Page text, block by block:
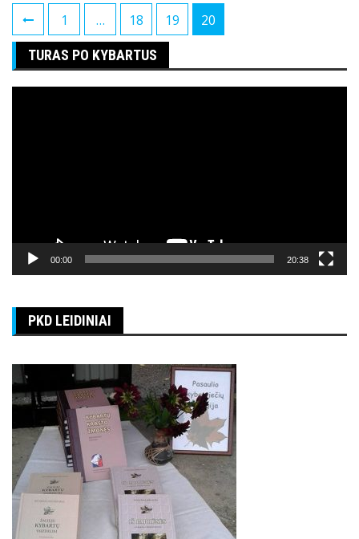
Posts
pagination
1 … 18 19 20
TURAS PO KYBARTUS
00:00 20:38
PKD LEIDINIAI